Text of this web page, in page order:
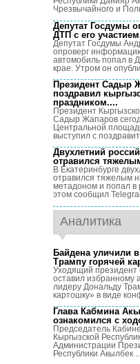
Чрезвычайного и
Депутат Госдумы
ДТП с его
Депутат Госдумы
опроверг
автомобиль попал в
крае. Утром он
Президент Садыр
поздравил
праздником....
Президент
Садыр Жапаров
Центральной
выступил с
Двухлетний
отравился
В Екатеринбурге
отравился тяжелым
метадоном и попал
этом сообщил
Аналитика
Байдена уличили
Трампу горячей
Уходящий
оставил избранному
лидеру Дональду
картошку» в виде
Глава Кабмина
ознакомился с
Председатель
Кыргызской
Администрации
Республики Акылбек